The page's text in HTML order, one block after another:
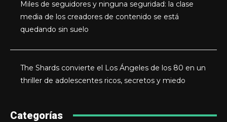
Miles de seguidores y ninguna seguridad: la clase
media de los creadores de contenido se está
quedando sin suelo
The Shards convierte el Los Ángeles de los 80 en un
thriller de adolescentes ricos, secretos y miedo
Categorías